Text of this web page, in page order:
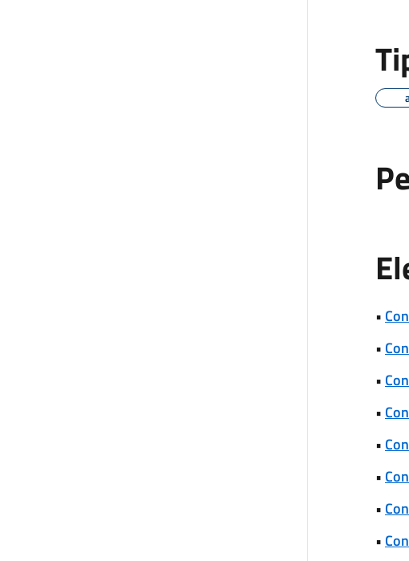
•
•
•
•
•
•
•
•